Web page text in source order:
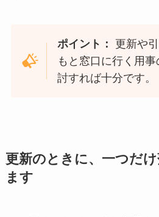
ポイント：
更新や
もと窓口に行く用
討すれば十分です。
更新のときに、一つだ
ます